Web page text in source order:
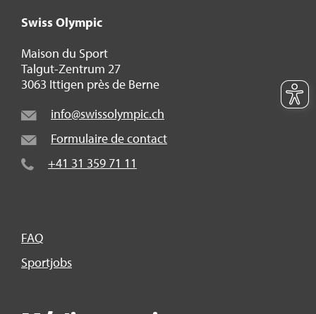
Swiss Olym­pic
Mai­son du Sport
Tal­gut-Zen­trum 27
3063 Itti­gen près de Berne
info@​swi​ssol​ympi​c.​ch
For­mu­laire de contact
+41 31 359 71 11
FAQ
Sport­jobs